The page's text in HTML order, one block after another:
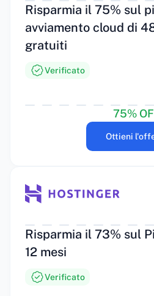
Risparmia il 75% sul
avviamento cloud di
gratuiti
Verificato
75%
Ottieni
Risparmia il 73% sul
12 mesi
Verificato